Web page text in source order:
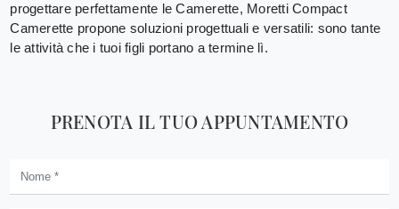
progettare perfettamente le Camerette, Moretti Compact
Camerette propone soluzioni progettuali e versatili: sono tante
le attività che i tuoi figli portano a termine lì.
PRENOTA IL TUO APPUNTAMENTO